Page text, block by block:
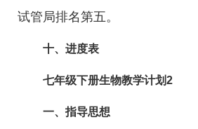
试管局排名第五。
十、进度表
七年级下册生物教学计划2
一、指导思想